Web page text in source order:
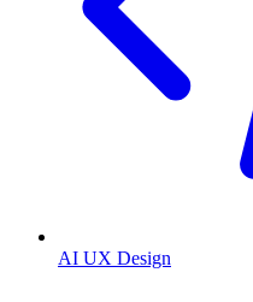
AI UX Design